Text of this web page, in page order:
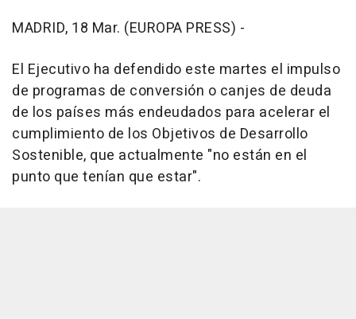
MADRID, 18 Mar. (EUROPA PRESS) -
El Ejecutivo ha defendido este martes el impulso
de programas de conversión o canjes de deuda
de los países más endeudados para acelerar el
cumplimiento de los Objetivos de Desarrollo
Sostenible, que actualmente "no están en el
punto que tenían que estar".